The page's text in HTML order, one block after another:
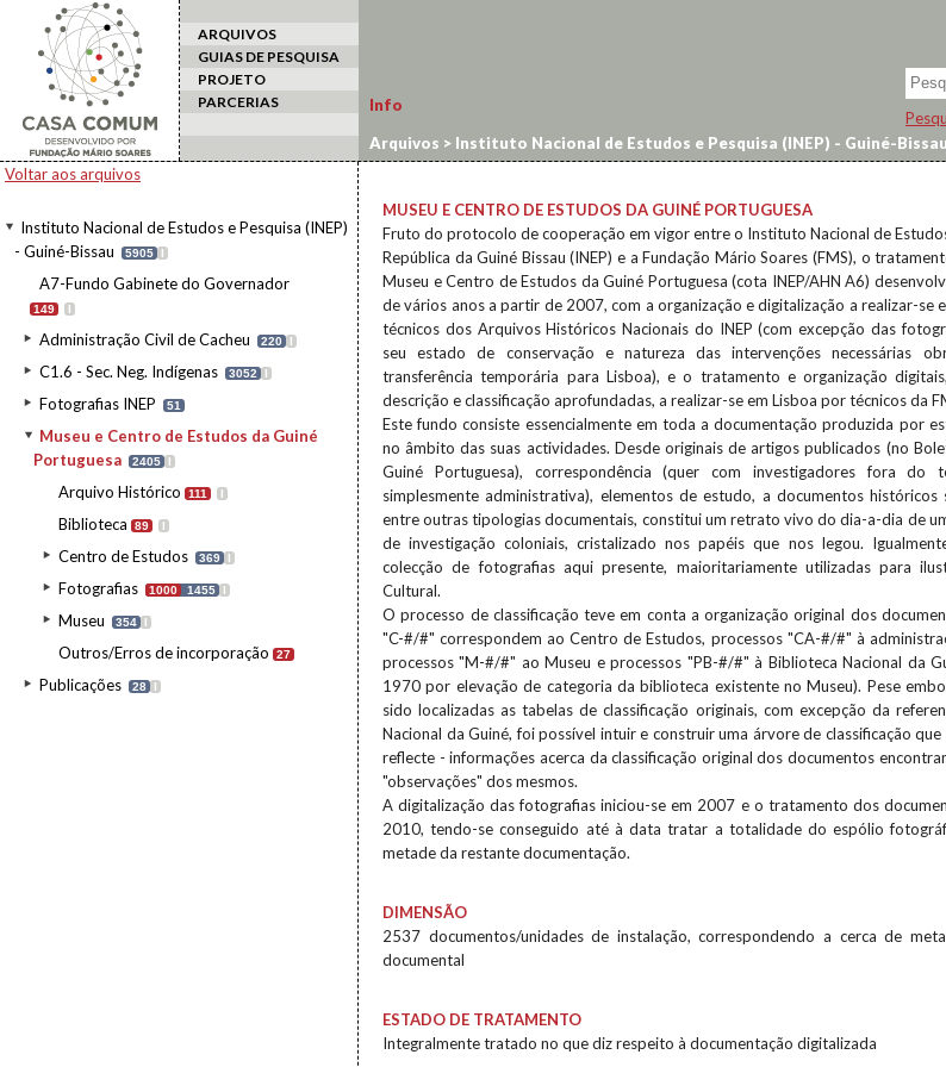
ARQUIVOS
GUIAS DE PESQUISA
PROJETO
PARCERIAS
Voltar aos arquivos
Instituto Nacional de Estudos e Pesquisa (INEP)
- Guiné-Bissau
5905 I
A7-Fundo Gabinete do Governador
149 I
Administração Civil de Cacheu 220 I
C1.6 - Sec. Neg. Indígenas 3052 I
Fotografias INEP 51
Museu e Centro de Estudos da Guiné
Portuguesa
2405 I
Arquivo Histórico 111 I
Biblioteca 89 I
Centro de Estudos 369 I
Fotografias 1000 1455 I
Museu 354 I
Outros/Erros de incorporação 27
Publicações 28 I
Info
Arquivos > Instituto Nacional de Estudos e Pesquisa (INEP) - Guiné-Bissau
MUSEU E CENTRO DE ESTUDOS DA GUINÉ PORTUGUESA
Fruto do protocolo de cooperação em vigor entre o Instituto Nacional de
República da Guiné Bissau (INEP) e a Fundação Mário Soares (FMS), o
Museu e Centro de Estudos da Guiné Portuguesa (cota INEP/AHN A6)
de vários anos a partir de 2007, com a organização e digitalização a realizar-se
técnicos dos Arquivos Históricos Nacionais do INEP (com excepção das
seu estado de conservação e natureza das intervenções necessárias
transferência temporária para Lisboa), e o tratamento e organização
descrição e classificação aprofundadas, a realizar-se em Lisboa por técnicos da
Este fundo consiste essencialmente em toda a documentação produzida por
no âmbito das suas actividades. Desde originais de artigos publicados (no
Guiné Portuguesa), correspondência (quer com investigadores fora do
simplesmente administrativa), elementos de estudo, a documentos históricos
entre outras tipologias documentais, constitui um retrato vivo do dia-a-dia de
de investigação coloniais, cristalizado nos papéis que nos legou.
colecção de fotografias aqui presente, maioritariamente utilizadas para
Cultural.
O processo de classificação teve em conta a organização original dos
"C-#/#" correspondem ao Centro de Estudos, processos "CA-#/#" à
processos "M-#/#" ao Museu e processos "PB-#/#" à Biblioteca Nacional da
1970 por elevação de categoria da biblioteca existente no Museu). Pese
sido localizadas as tabelas de classificação originais, com excepção da
Nacional da Guiné, foi possível intuir e construir uma árvore de classificação que
reflecte - informações acerca da classificação original dos documentos
"observações" dos mesmos.
A digitalização das fotografias iniciou-se em 2007 e o tratamento dos
2010, tendo-se conseguido até à data tratar a totalidade do espólio
metade da restante documentação.
DIMENSÃO
2537 documentos/unidades de instalação, correspondendo a cerca de
documental
ESTADO DE TRATAMENTO
Integralmente tratado no que diz respeito à documentação digitalizada